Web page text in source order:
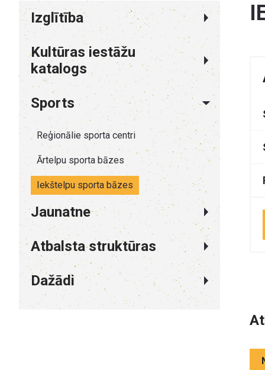
Izglītība
Kultūras iestāžu
katalogs
Sports
Reģionālie sporta centri
Ārtelpu sporta bāzes
Iekštelpu sporta bāzes
Jaunatne
Atbalsta struktūras
Dažādi